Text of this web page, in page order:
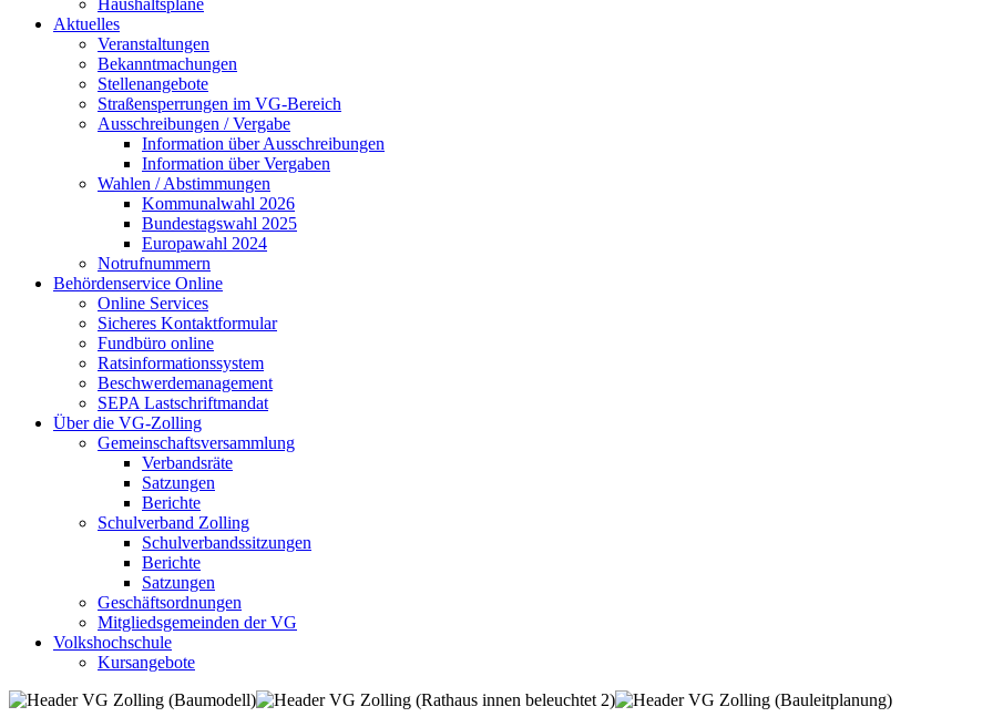
Haushaltspläne
Aktuelles
Veranstaltungen
Bekanntmachungen
Stellenangebote
Straßensperrungen im VG-Bereich
Ausschreibungen / Vergabe
Information über Ausschreibungen
Information über Vergaben
Wahlen / Abstimmungen
Kommunalwahl 2026
Bundestagswahl 2025
Europawahl 2024
Notrufnummern
Behördenservice Online
Online Services
Sicheres Kontaktformular
Fundbüro online
Ratsinformationssystem
Beschwerdemanagement
SEPA Lastschriftmandat
Über die VG-Zolling
Gemeinschaftsversammlung
Verbandsräte
Satzungen
Berichte
Schulverband Zolling
Schulverbandssitzungen
Berichte
Satzungen
Geschäftsordnungen
Mitgliedsgemeinden der VG
Volkshochschule
Kursangebote